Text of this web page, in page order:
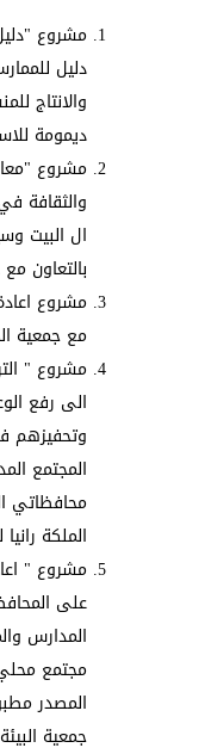
مشروع
دليل
والانتاج
ديمومة
مشروع
والثقافة
ال البيت
بالتعاون
مشروع
مع جمعية
مشروع "
الى رفع
وتحفيزهم
محافظاتي
الملكة
مشروع "
على
المدارس
مجتمع
المصدر
جمعية